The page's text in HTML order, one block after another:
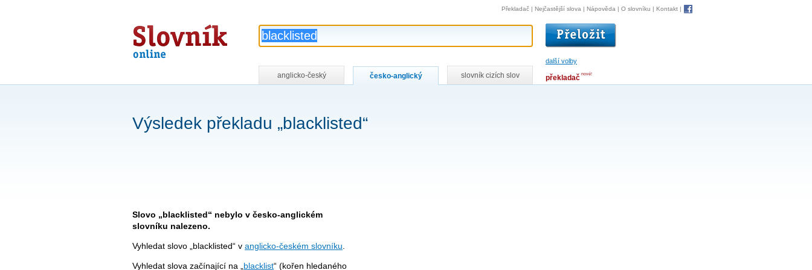
Slovník
online
další volby
Překladač | Nejčastější slova | Nápověda | O slovníku | Kontakt |
anglicko-český česko-anglický slovník cizích slov překladač nové!
Výsledek překladu „blacklisted“
Slovo „blacklisted“ nebylo v česko-anglickém
slovníku nalezeno.
Vyhledat slovo „blacklisted“ v anglicko-českém slovníku
Vyhledat slova začínající na „ blacklist“ (kořen hledaného